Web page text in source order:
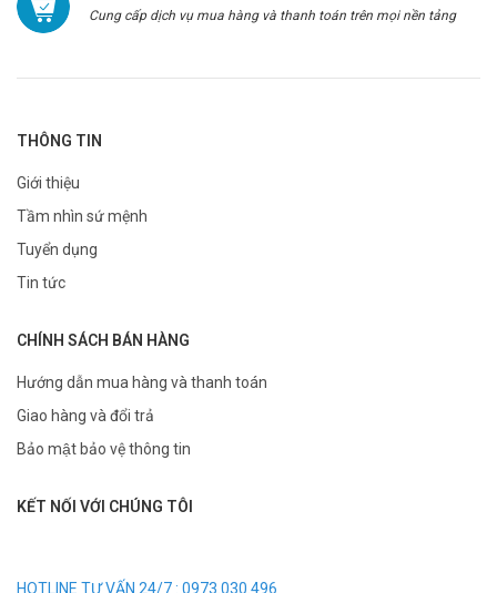
Cung cấp dịch vụ mua hàng và thanh toán trên mọi nền tảng
THÔNG TIN
Giới thiệu
Tầm nhìn sứ mệnh
Tuyển dụng
Tin tức
CHÍNH SÁCH BÁN HÀNG
Hướng dẫn mua hàng và thanh toán
Giao hàng và đổi trả
Bảo mật bảo vệ thông tin
KẾT NỐI VỚI CHÚNG TÔI
HOTLINE TƯ VẤN 24/7 : 0973.030.496